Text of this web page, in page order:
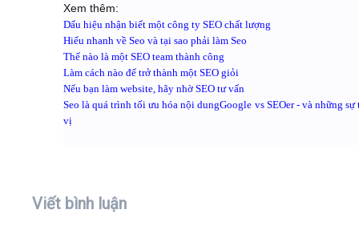
Xem thêm:
Dấu hiệu nhận biết một công ty SEO chất lượng
Hiểu nhanh về Seo và tại sao phải làm Seo
Thế nào là một SEO team thành công
Làm cách nào để trở thành một SEO giỏi
Nếu bạn làm website, hãy nhờ SEO tư vấn
Seo là quá trình tối ưu hóa nội dungGoogle vs SEOer - và những sự
vị
Viết bình luận